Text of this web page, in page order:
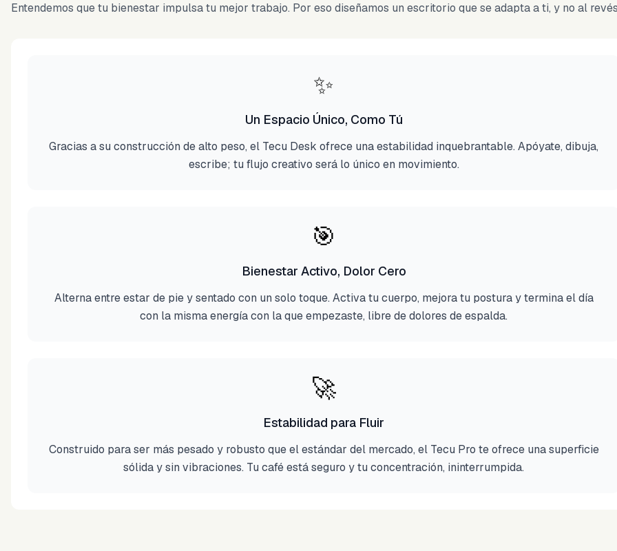
Entendemos que tu bienestar impulsa tu mejor trabajo. Por eso diseñamos un escritorio que se adapta a ti, y no al
✨
Un Espacio Único, Como Tú
Gracias a su construcción de alto peso, el Tecu Desk ofrece una estabilidad inquebrantable. Apóyate, dibuja,
escribe; tu flujo creativo será lo único en movimiento.
🎯
Bienestar Activo, Dolor Cero
Alterna entre estar de pie y sentado con un solo toque. Activa tu cuerpo, mejora tu postura y termina el día
con la misma energía con la que empezaste, libre de dolores de espalda.
🚀
Estabilidad para Fluir
Construido para ser más pesado y robusto que el estándar del mercado, el Tecu Pro te ofrece una superficie
sólida y sin vibraciones. Tu café está seguro y tu concentración, ininterrumpida.